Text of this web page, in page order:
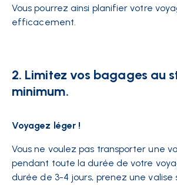
Vous pourrez ainsi planifier votre
efficacement.
2. Limitez vos bagages au
minimum.
Voyagez léger !
Vous ne voulez pas transporter une
pendant toute la durée de votre
durée de 3-4 jours, prenez une